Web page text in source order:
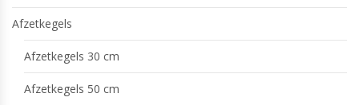
Afzetkegels
Afzetkegels 30 cm
Afzetkegels 50 cm